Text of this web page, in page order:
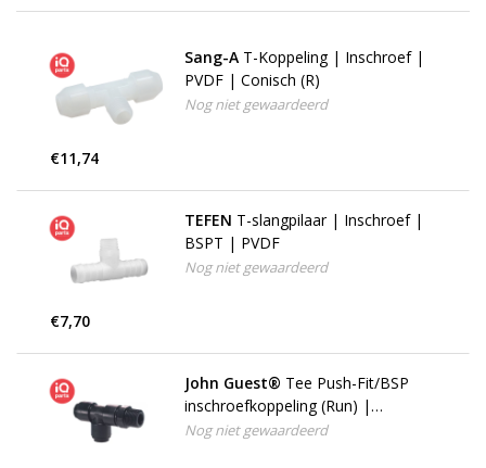
Sang-A T-Koppeling | Inschroef |
PVDF | Conisch (R)
Nog niet gewaardeerd
€11,74
TEFEN T-slangpilaar | Inschroef |
BSPT | PVDF
Nog niet gewaardeerd
€7,70
John Guest® Tee Push-Fit/BSP
inschroefkoppeling (Run) |
Draaibaar
Nog niet gewaardeerd